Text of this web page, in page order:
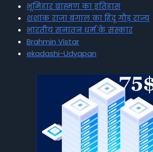
भूमिहार ब्राह्मण का इतिहास
शशांक राजा बंगाल का हिंदू गौड़ राज्य
भारतीय सनातन धर्म के संस्कार
Brahmin Vistar
ekadashi-Udyapan